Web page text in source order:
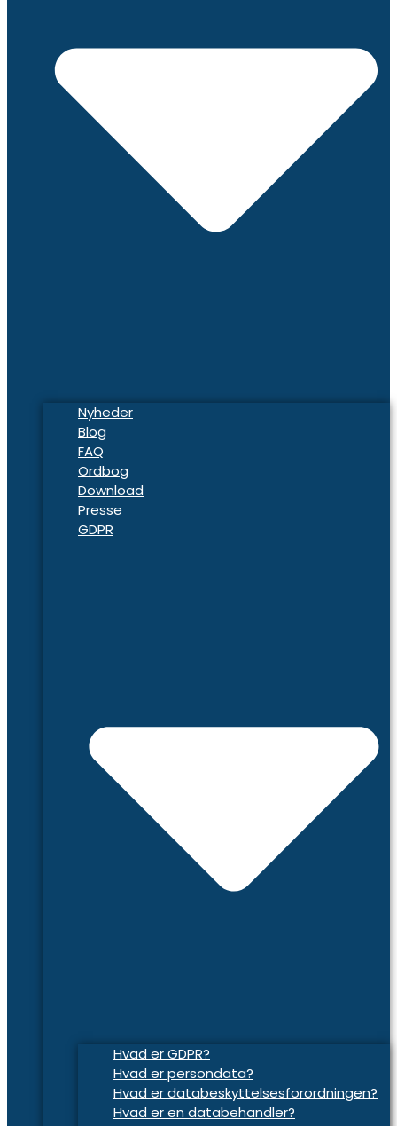
Nyheder
Blog
FAQ
Ordbog
Download
Presse
GDPR
Hvad er GDPR?
Hvad er persondata?
Hvad er databeskyttelsesforordningen?
Hvad er en databehandler?